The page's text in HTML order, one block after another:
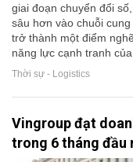
giai đoạn chuyển đổi
sâu hơn vào chuỗi
trở thành một điểm
năng lực cạnh tranh của
Thời sự - Logistics
Vingroup đạt
trong 6 tháng đầu